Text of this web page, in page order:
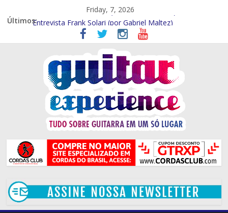
Friday, 7, 2026
Últimos:Entrevista – Kiko Shred (Por Gabriel Maltez)
Entrevista Frank Solari (por Gabriel Maltez)
GTR EXP Entrevista – Marcelo Souza (por Gabriel Maltez)
GTR EXP – Entrevista Rod Rodrigues (Por Rafael Ferraz)
GTR EXP Entrevista – Mithi Garcia (Por Rafael Ferraz)